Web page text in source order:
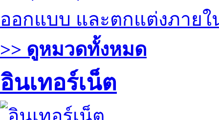
ออกแบบ และตกแต่งภายใ
>> ดูหมวดทั้งหมด
อินเทอร์เน็ต